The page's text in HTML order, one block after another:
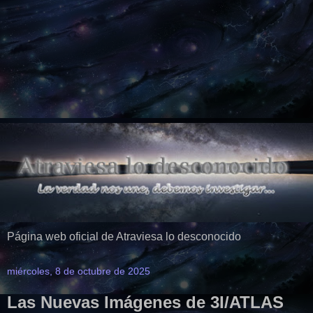
Página web oficial de Atraviesa lo desconocido
miércoles, 8 de octubre de 2025
Las Nuevas Imágenes de 3I/ATLAS